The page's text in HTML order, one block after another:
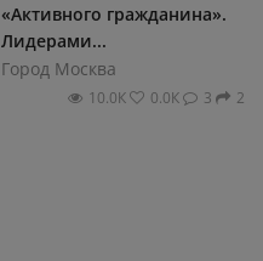
«Активного гражданина».
Лидерами...
Город Москва
10.0К 0.0К 3 2